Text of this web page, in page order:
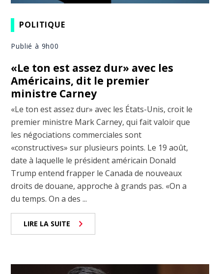
POLITIQUE
Publié à 9h00
«Le ton est assez dur» avec les
Américains, dit le premier
ministre Carney
«Le ton est assez dur» avec les États-Unis, croit le
premier ministre Mark Carney, qui fait valoir que
les négociations commerciales sont
«constructives» sur plusieurs points. Le 19 août,
date à laquelle le président américain Donald
Trump entend frapper le Canada de nouveaux
droits de douane, approche à grands pas. «On a
du temps. On a des ...
LIRE LA SUITE